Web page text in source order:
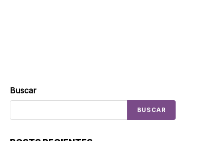
Buscar
BUSCAR